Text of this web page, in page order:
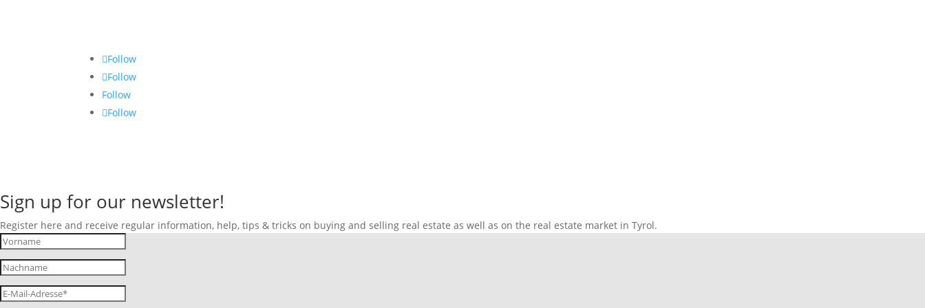
Follow
Follow
Follow
Follow
Sign up for our newsletter!
Register here and receive regular information, help, tips & tricks on buying and selling real estate as well as on the real estate market in Tyrol.